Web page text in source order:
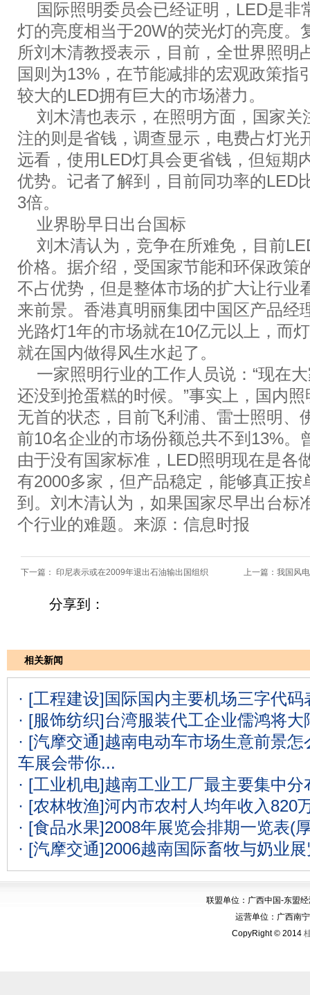
国际照明委员会已经证明，LED是非
灯的亮度相当于20W的荧光灯的亮度。
所刘木清教授表示，目前，全世界照明
国则为13%，在节能减排的宏观政策指
较大的LED拥有巨大的市场潜力。
刘木清也表示，在照明方面，国家关
注的则是省钱，调查显示，电费占灯光
远看，使用LED灯具会更省钱，但短期
优势。记者了解到，目前同功率的LED
3倍。
业界盼早日出台国标
刘木清认为，竞争在所难免，目前
价格。据介绍，受国家节能和环保政策
不占优势，但是整体市场的扩大让行业
来前景。香港真明丽集团中国区产品经
光路灯1年的市场就在10亿元以上，而
就在国内做得风生水起了。
一家照明行业的工作人员说：“现在
还没到抢蛋糕的时候。”事实上，国内
无首的状态，目前飞利浦、雷士照明、
前10名企业的市场份额总共不到13%。
由于没有国家标准，LED照明现在是各
有2000多家，但产品稳定，能够真正按
到。刘木清认为，如果国家尽早出台标
个行业的难题。来源：信息时报
下一篇： 印尼表示或在2009年退出石油输出国组织 上一篇： 我国风
分享到：
相关新闻
· [工程建设]国际国内主要机场三字代码
· [服饰纺织]台湾服装代工企业儒鸿将
· [汽摩交通]越南电动车市场生意前景
车展会带你...
· [工业机电]越南工业工厂最主要集中分
· [农林牧渔]河内市农村人均年收入820
· [食品水果]2008年展览会排期一览表(
· [汽摩交通]2006越南国际畜牧与奶业
联盟单位：广西中国-东盟
运营单位：广西南
CopyRight © 2014